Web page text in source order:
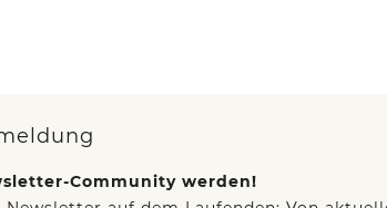
Community werden!